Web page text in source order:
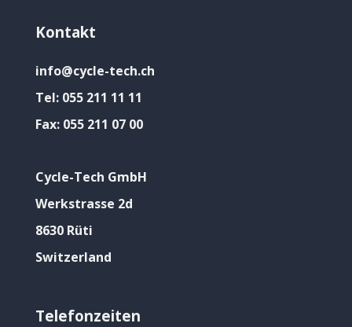
Kontakt
info@cycle-tech.ch
Tel: 055 211 11 11
Fax: 055 211 07 00
Cycle-Tech GmbH
Werkstrasse 2d
8630 Rüti
Switzerland
Telefonzeiten